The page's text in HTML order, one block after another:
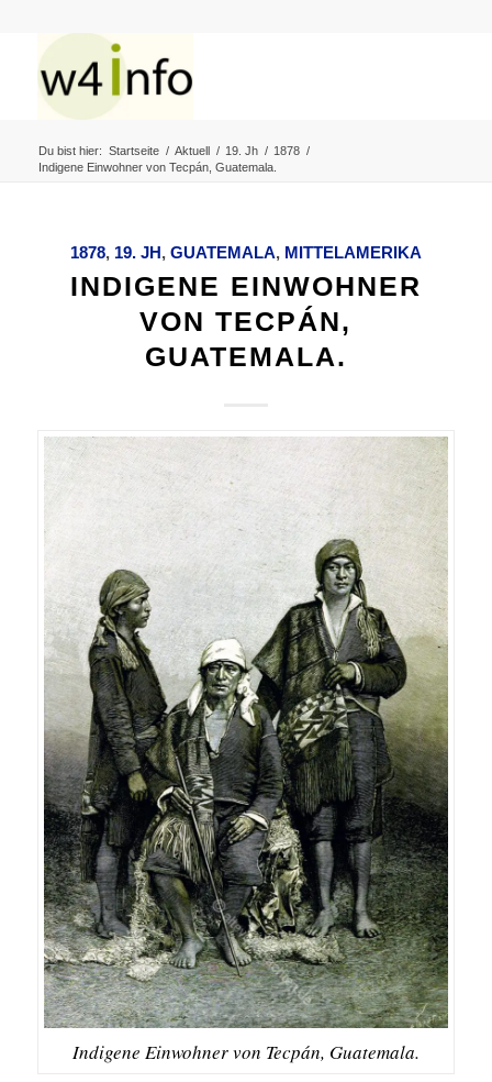
Du bist hier: Startseite / Aktuell / 19. Jh / 1878 /
Indigene Einwohner von Tecpán, Guatemala.
1878, 19. JH, GUATEMALA, MITTELAMERIKA
INDIGENE EINWOHNER
VON TECPÁN,
GUATEMALA.
Indigene Einwohner von Tecpán, Guatemala.